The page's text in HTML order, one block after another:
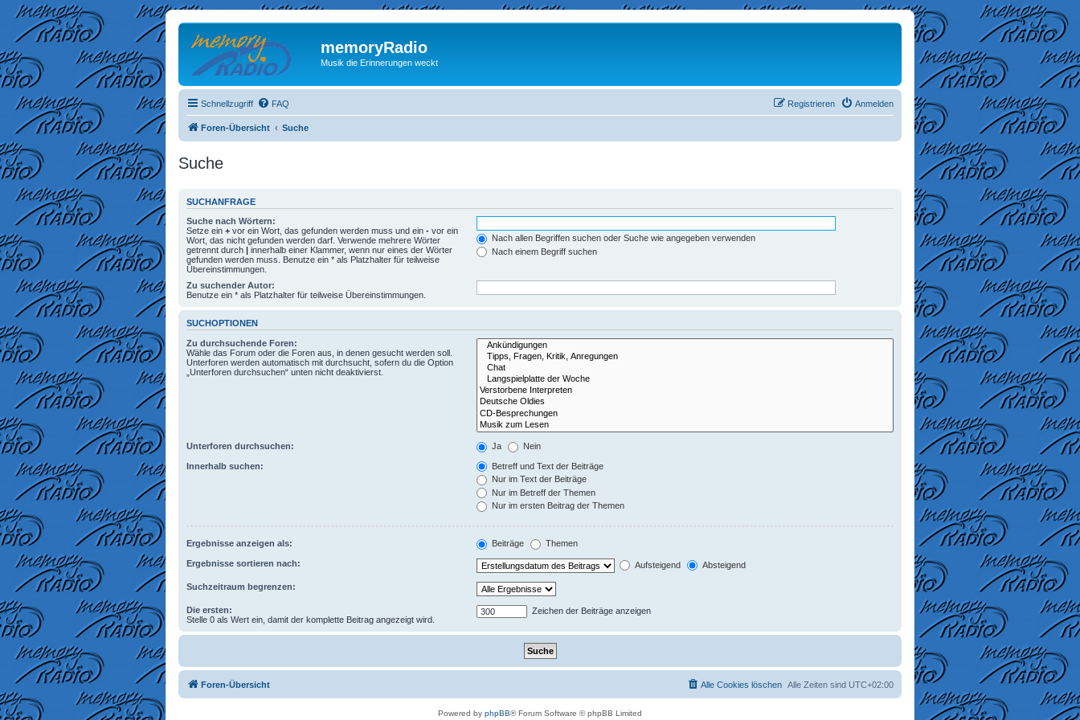
memoryRadio
Musik die Erinnerungen weckt
Schnellzugriff FAQ Anmelden
Registrieren
Foren-Übersicht Suche
Suche
SUCHANFRAGE
Suche nach Wörtern:
Setze ein + vor ein Wort, das gefunden werden muss und ein - vor ein
Wort, das nicht gefunden werden darf. Verwende mehrere Wörter
getrennt durch | innerhalb einer Klammer, wenn nur eines der Wörter
gefunden werden muss. Benutze ein * als Platzhalter für teilweise
Übereinstimmungen.
Nach allen Begriffen suchen oder Suche wie angegeben verwenden
Nach einem Begriff suchen
Zu suchender Autor:
Benutze ein * als Platzhalter für teilweise Übereinstimmungen.
SUCHOPTIONEN
Zu durchsuchende Foren:
Wähle das Forum oder die Foren aus, in denen gesucht werden soll.
Unterforen werden automatisch mit durchsucht, sofern du die Option
„Unterforen durchsuchen“ unten nicht deaktivierst.
Unterforen durchsuchen: Ja Nein
Innerhalb suchen:
Betreff und Text der Beiträge
Nur im Text der Beiträge
Nur im Betreff der Themen
Nur im ersten Beitrag der Themen
Ergebnisse anzeigen als: Beiträge Themen
Ergebnisse sortieren nach: Aufsteigend Absteigend
Suchzeitraum begrenzen:
Die ersten:
Stelle 0 als Wert ein, damit der komplette Beitrag angezeigt wird.
Zeichen der Beiträge anzeigen
Foren-Übersicht Alle Zeiten sind UTC+02:00
Alle Cookies löschen
Powered by phpBB® Forum Software © phpBB Limited